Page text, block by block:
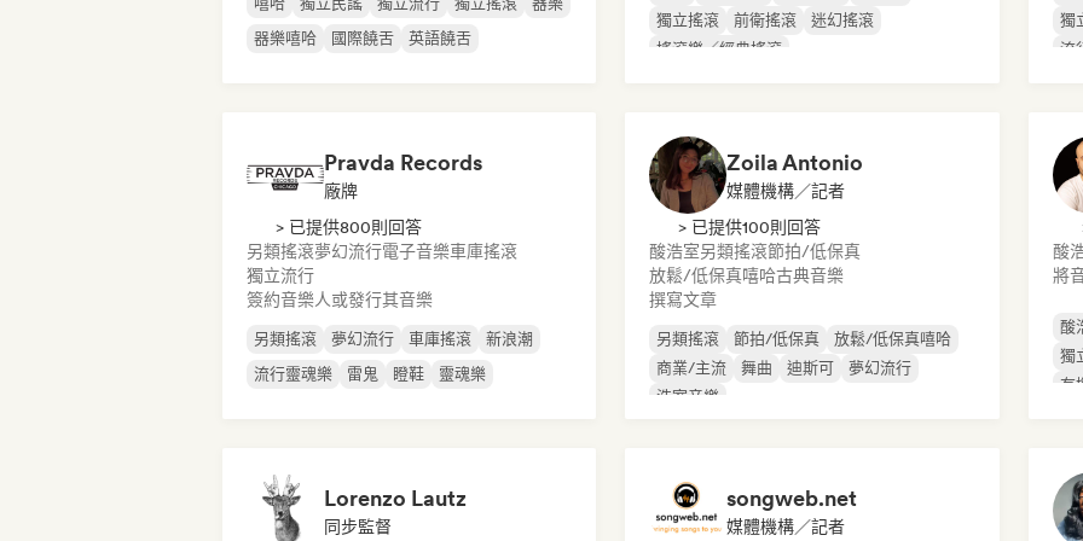
器樂嘻哈
國際饒舌 英語饒舌
獨立搖滾 前衛搖滾
迷幻搖滾
搖滾樂／經典搖滾
獨
流
Pravda Records
廠牌
> 已提供800則回答
另類搖滾夢幻流行電子音樂車庫搖滾
獨立流行
簽約音樂人或發行其音樂
另類搖滾 夢幻流行 車庫搖滾
新浪潮
流行靈魂樂
雷鬼 瞪鞋 靈魂樂
Zoila Antonio
媒體機構／記者
> 已提供100則回答
酸浩室另類搖滾節拍/低保真
放鬆/低保真嘻哈古典音樂
撰寫文章
另類搖滾 節拍/低保真
放鬆/低保真嘻哈
商業/主流
舞曲 迪斯可
夢幻流行
浩室音樂
酸
將
酸
獨
有
Lorenzo Lautz
同步監督
songweb.net
媒體機構／記者